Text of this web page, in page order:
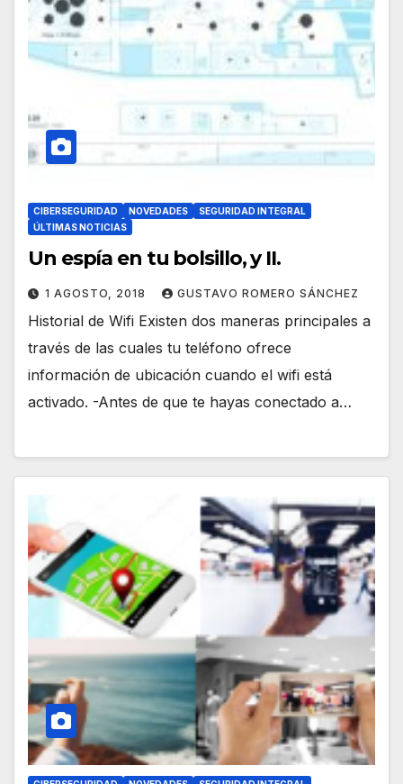
CIBERSEGURIDAD NOVEDADES
SEGURIDAD INTEGRAL
ÚLTIMAS NOTICIAS
Un espía en tu bolsillo, y II.
1 AGOSTO, 2018 GUSTAVO ROMERO SÁNCHEZ
Historial de Wifi Existen dos maneras principales a
través de las cuales tu teléfono ofrece
información de ubicación cuando el wifi está
activado. -Antes de que te hayas conectado a…